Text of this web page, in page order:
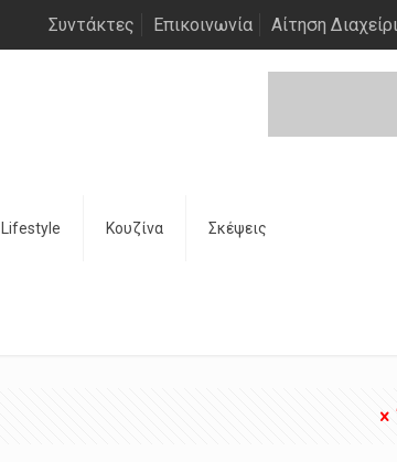
Συντάκτες Επικοινωνία Αίτηση
Lifestyle Κουζίνα Σκέψεις